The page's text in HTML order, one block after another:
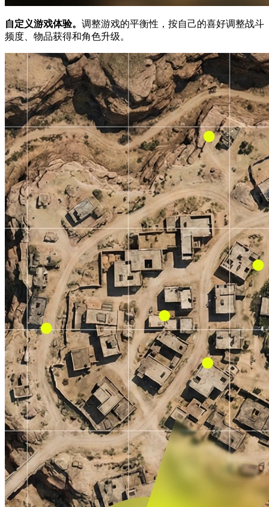
自定义游戏体验。 调整游戏的平衡性，按自己的喜好调整战斗
频度、物品获得和角色升级。